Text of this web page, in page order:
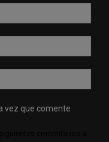
web:
vez que comente